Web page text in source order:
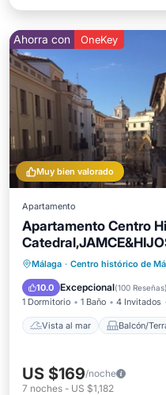
Muy bien valorado
Ahorra con OneKey
Apartamento
Apartamento Centro
Málaga · Centro histórico de
10.0 Excepcional(100 Reseñas)
1 Dormitorio 1 Baño 4 Invitados
Vista al mar Balcón/
Vista al mar
Vistas
Cocina
US $169/noche
7 noches - US $1,182